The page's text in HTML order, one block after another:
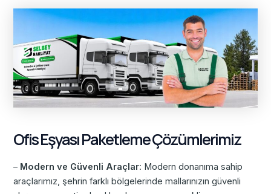
Ofis Eşyası Paketleme Çözümlerimiz
– Modern ve Güvenli Araçlar: Modern donanıma sahip
araçlarımız, şehrin farklı bölgelerinde mallarınızın güvenli